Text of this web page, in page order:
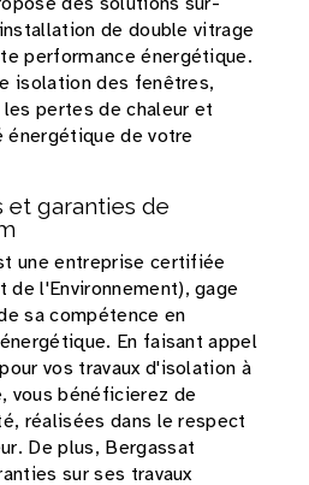
de double vitrage
performance énergétique.
isolation des fenêtres,
pertes de chaleur et
de votre
et garanties de
une entreprise certifiée
de l'Environnement), gage
sa compétence en
En faisant appel
vos travaux d'isolation à
vous bénéficierez de
réalisées dans le respect
De plus, Bergassat
sur ses travaux